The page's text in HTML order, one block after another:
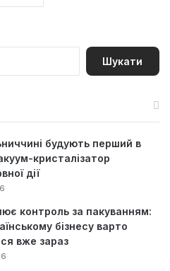
П
будують перший в
кристалізатор
дії
контроль за пакуванням:
бізнесу варто
вже зараз